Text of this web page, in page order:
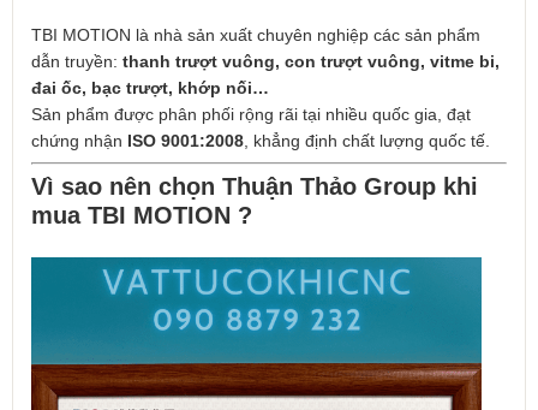
TBI MOTION là nhà sản xuất chuyên nghiệp các sản phẩm
dẫn truyền: thanh trượt vuông, con trượt vuông, vitme bi,
đai ốc, bạc trượt, khớp nối…
Sản phẩm được phân phối rộng rãi tại nhiều quốc gia, đạt
chứng nhận ISO 9001:2008 , khẳng định chất lượng quốc tế.
Vì sao nên chọn Thuận Thảo Group khi
mua TBI MOTION ?